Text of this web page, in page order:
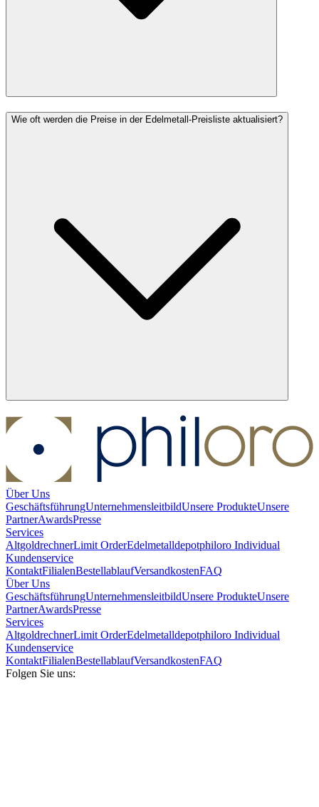
Wie oft werden die Preise in der Edelmetall-Preisliste aktualisiert?
Über Uns
GeschäftsführungUnternehmensleitbildUnsere ProdukteUnsere
PartnerAwardsPresse
Services
AltgoldrechnerLimit OrderEdelmetalldepotphiloro Individual
Kundenservice
KontaktFilialenBestellablaufVersandkostenFAQ
Über Uns
GeschäftsführungUnternehmensleitbildUnsere ProdukteUnsere
PartnerAwardsPresse
Services
AltgoldrechnerLimit OrderEdelmetalldepotphiloro Individual
Kundenservice
KontaktFilialenBestellablaufVersandkostenFAQ
Folgen Sie uns: